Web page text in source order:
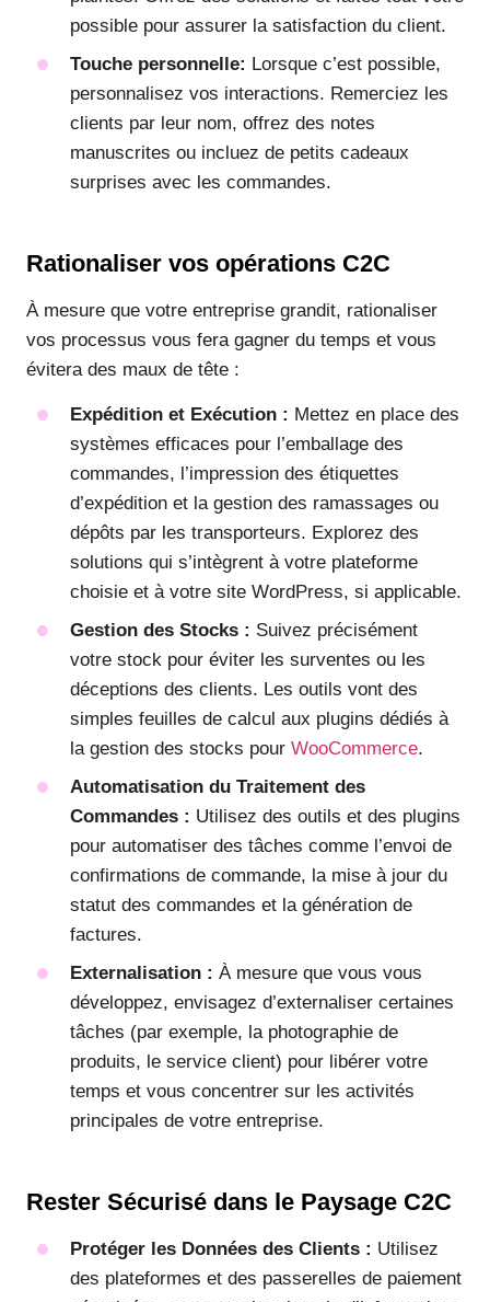
possible pour assurer la satisfaction du client.
Touche personnelle: Lorsque c’est possible,
personnalisez vos interactions. Remerciez les
clients par leur nom, offrez des notes
manuscrites ou incluez de petits cadeaux
surprises avec les commandes.
Rationaliser vos opérations C2C
À mesure que votre entreprise grandit, rationaliser
vos processus vous fera gagner du temps et vous
évitera des maux de tête :
Expédition et Exécution : Mettez en place des
systèmes efficaces pour l’emballage des
commandes, l’impression des étiquettes
d’expédition et la gestion des ramassages ou
dépôts par les transporteurs. Explorez des
solutions qui s’intègrent à votre plateforme
choisie et à votre site WordPress, si applicable.
Gestion des Stocks : Suivez précisément
votre stock pour éviter les surventes ou les
déceptions des clients. Les outils vont des
simples feuilles de calcul aux plugins dédiés à
la gestion des stocks pour WooCommerce.
Automatisation du Traitement des
Commandes : Utilisez des outils et des plugins
pour automatiser des tâches comme l’envoi de
confirmations de commande, la mise à jour du
statut des commandes et la génération de
factures.
Externalisation : À mesure que vous vous
développez, envisagez d’externaliser certaines
tâches (par exemple, la photographie de
produits, le service client) pour libérer votre
temps et vous concentrer sur les activités
principales de votre entreprise.
Rester Sécurisé dans le Paysage C2C
Protéger les Données des Clients : Utilisez
des plateformes et des passerelles de paiement